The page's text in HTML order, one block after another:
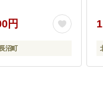
円
沼町